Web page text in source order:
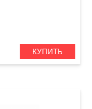
КУПИТЬ